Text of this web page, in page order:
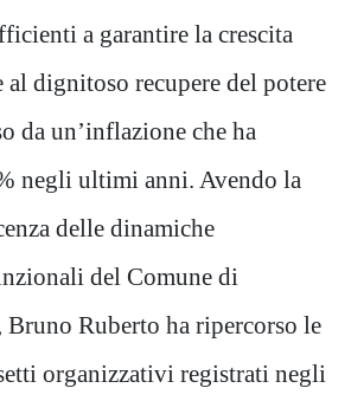
a garantire la crescita
al dignitoso recupere del potere
da un’inflazione che ha
negli ultimi anni. Avendo la
delle dinamiche
del Comune di
Bruno Ruberto ha ripercorso le
organizzativi registrati negli